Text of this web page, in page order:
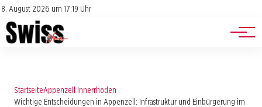
8. August 2026 um 17:19 Uhr
Impressum
Datenschutz
Jobs
Events
StartseiteAppenzell Innerrhoden
Wichtige Entscheidungen in Appenzell: Infrastruktur und Einbürgerung im